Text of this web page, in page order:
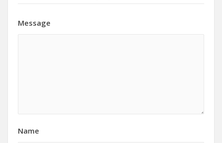
Message
Name